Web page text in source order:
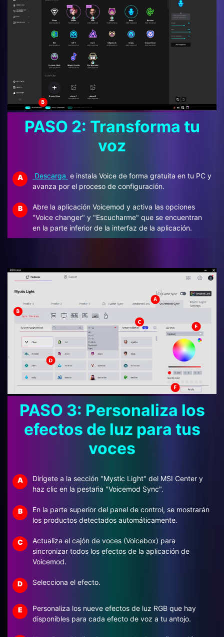
PASO 2: Transforma tu
voz
A Descarga e instala Voice de forma gratuita en tu PC y
avanza por el proceso de configuración.
B
Abre la aplicación Voicemod y activa las opciones
"Voice changer" y "Escucharme" que se encuentran
en la parte inferior de la interfaz de la aplicación.
PASO 3: Personaliza los
efectos de luz para tus
voces
A
Dirígete a la sección "Mystic Light" del MSI Center y
haz clic en la pestaña "Voicemod Sync".
B
En la parte superior del panel de control, se mostrarán
los productos detectados automáticamente.
C
Actualiza el cajón de voces (Voicebox) para
sincronizar todos los efectos de la aplicación de
Voicemod.
D Selecciona el efecto.
E
Personaliza los nueve efectos de luz RGB que hay
disponibles para cada efecto de voz a tu antojo.